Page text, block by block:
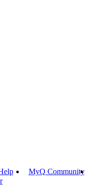
MyQ Community